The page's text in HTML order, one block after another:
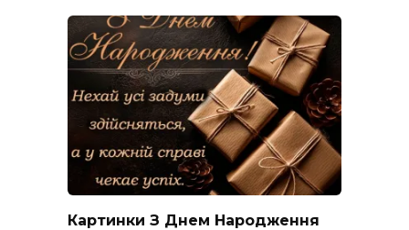
Картинки З Днем Народження